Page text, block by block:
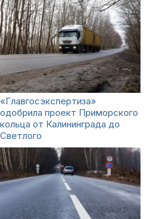
«Главгосэкспертиза»
одобрила проект Приморского
кольца от Калининграда до
Светлого